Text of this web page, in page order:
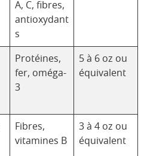
A, C, fibres,
antioxydant
s
Protéines,
fer, oméga-
3
5 à 6 oz ou
équivalent
Fibres,
vitamines B
3 à 4 oz ou
équivalent